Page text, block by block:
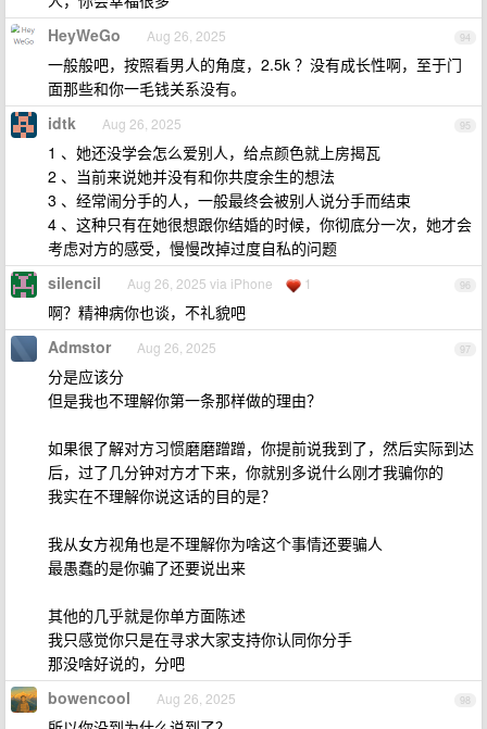
94
HeyWeGo Aug 26, 2025
一般般吧，按照看男人的角度，2.5k ？没有成长性啊，至于门
面那些和你一毛钱关系没有。
95
idtk Aug 26, 2025
1 、她还没学会怎么爱别人，给点颜色就上房揭瓦
2 、当前来说她并没有和你共度余生的想法
3 、经常闹分手的人，一般最终会被别人说分手而结束
4 、这种只有在她很想跟你结婚的时候，你彻底分一次，她才会
考虑对方的感受，慢慢改掉过度自私的问题
96
silencil Aug 26, 2025 via iPhone 1
啊？精神病你也谈，不礼貌吧
97
Admstor Aug 26, 2025
分是应该分
但是我也不理解你第一条那样做的理由？
如果很了解对方习惯磨磨蹭蹭，你提前说我到了，然后实际到达
后，过了几分钟对方才下来，你就别多说什么刚才我骗你的
我实在不理解你说这话的目的是？
我从女方视角也是不理解你为啥这个事情还要骗人
最愚蠢的是你骗了还要说出来
其他的几乎就是你单方面陈述
我只感觉你只是在寻求大家支持你认同你分手
那没啥好说的，分吧
98
bowencool Aug 26, 2025